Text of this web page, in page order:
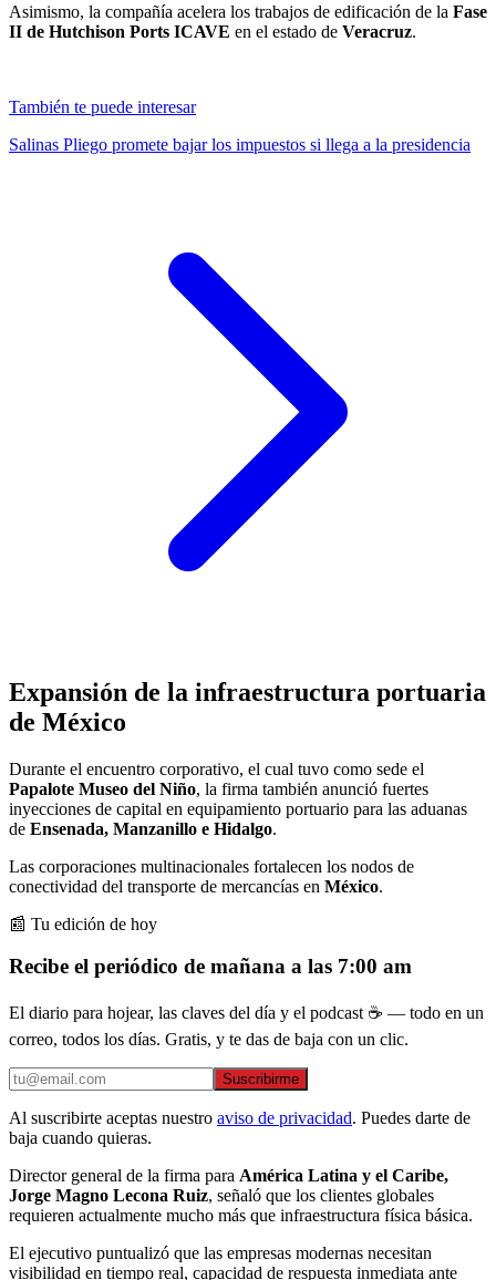
Asimismo, la compañía acelera los trabajos de edificación de la Fase
II de Hutchison Ports ICAVE en el estado de Veracruz.
También te puede interesar
Salinas Pliego promete bajar los impuestos si llega a la presidencia
Expansión de la infraestructura portuaria
de México
Durante el encuentro corporativo, el cual tuvo como sede el
Papalote Museo del Niño, la firma también anunció fuertes
inyecciones de capital en equipamiento portuario para las aduanas
de Ensenada, Manzanillo e Hidalgo.
Las corporaciones multinacionales fortalecen los nodos de
conectividad del transporte de mercancías en México.
📰 Tu edición de hoy
Recibe el periódico de mañana a las 7:00 am
El diario para hojear, las claves del día y el podcast ☕ — todo en un
correo, todos los días. Gratis, y te das de baja con un clic.
Suscribirme
Al suscribirte aceptas nuestro aviso de privacidad. Puedes darte de
baja cuando quieras.
Director general de la firma para América Latina y el Caribe,
Jorge Magno Lecona Ruiz, señaló que los clientes globales
requieren actualmente mucho más que infraestructura física básica.
El ejecutivo puntualizó que las empresas modernas necesitan
visibilidad en tiempo real, capacidad de respuesta inmediata ante